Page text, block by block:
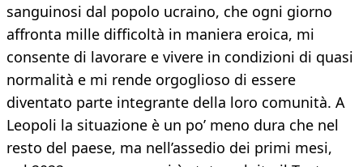
sanguinosi dal popolo ucraino, che ogni giorno
affronta mille difficoltà in maniera eroica, mi
consente di lavorare e vivere in condizioni di quasi
normalità e mi rende orgoglioso di essere
diventato parte integrante della loro comunità. A
Leopoli la situazione è un po’ meno dura che nel
resto del paese, ma nell’assedio dei primi mesi,